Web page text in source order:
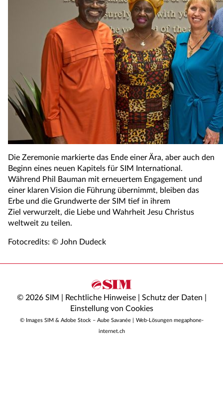
Die Zeremonie markierte das Ende einer Ära, aber auch den
Beginn eines neuen Kapitels für SIM International.
Während Phil Bauman mit erneuertem Engagement und
einer klaren Vision die Führung übernimmt, bleiben das
Erbe und die Grundwerte der SIM tief in ihrem
Ziel verwurzelt, die Liebe und Wahrheit Jesu Christus
weltweit zu teilen.
Fotocredits: © John Dudeck
© 2026 SIM | Rechtliche Hinweise| Schutz der Daten
Einstellung von Cookies
© Images SIM & Adobe Stock – Aube Savanée |
Web-Lösungen megaphone-
internet.ch